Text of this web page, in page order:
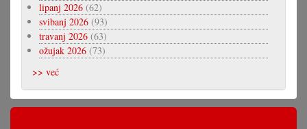
lipanj 2026 (62)
svibanj 2026 (93)
travanj 2026 (63)
ožujak 2026 (73)
>> već